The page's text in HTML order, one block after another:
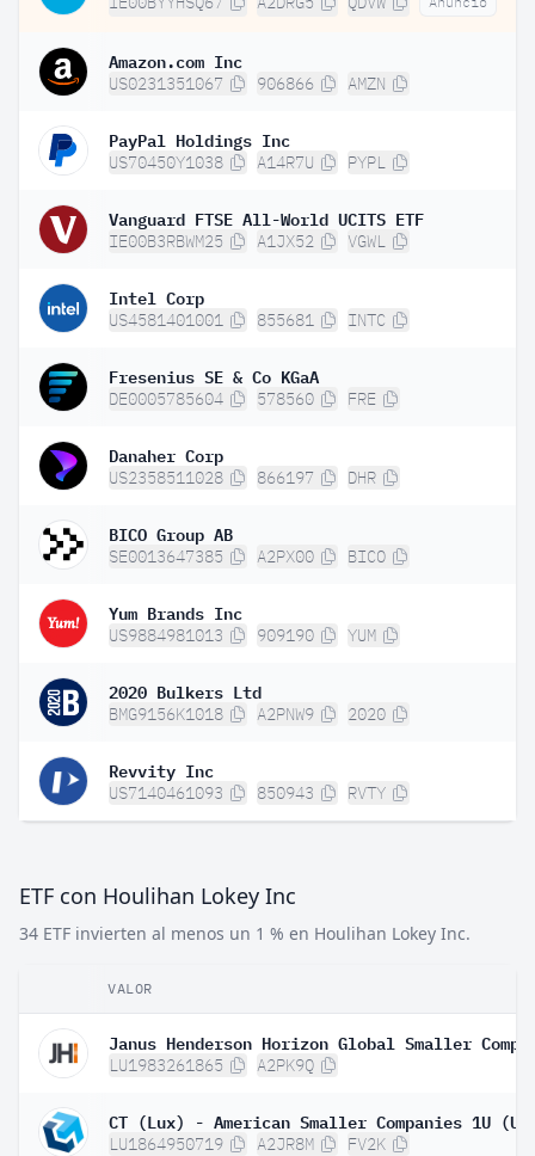
Amazon.com Inc
US0231351067 906866 AMZN
PayPal Holdings Inc
US70450Y1038 A14R7U PYPL
Vanguard FTSE All-World UCITS ETF
IE00B3RBWM25 A1JX52 VGWL
Intel Corp
US4581401001 855681 INTC
Fresenius SE & Co KGaA
DE0005785604 578560 FRE
Danaher Corp
US2358511028 866197 DHR
BICO Group AB
SE0013647385 A2PX00 BICO
Yum Brands Inc
US9884981013 909190 YUM
2020 Bulkers Ltd
BMG9156K1018 A2PNW9 2020
Revvity Inc
US7140461093 850943 RVTY
ETF con Houlihan Lokey Inc
34 ETF invierten al menos un 1 % en Houlihan Lokey Inc.
VALOR
LU1983261865 A2PK9Q
LU1864950719 A2JR8M FV2K